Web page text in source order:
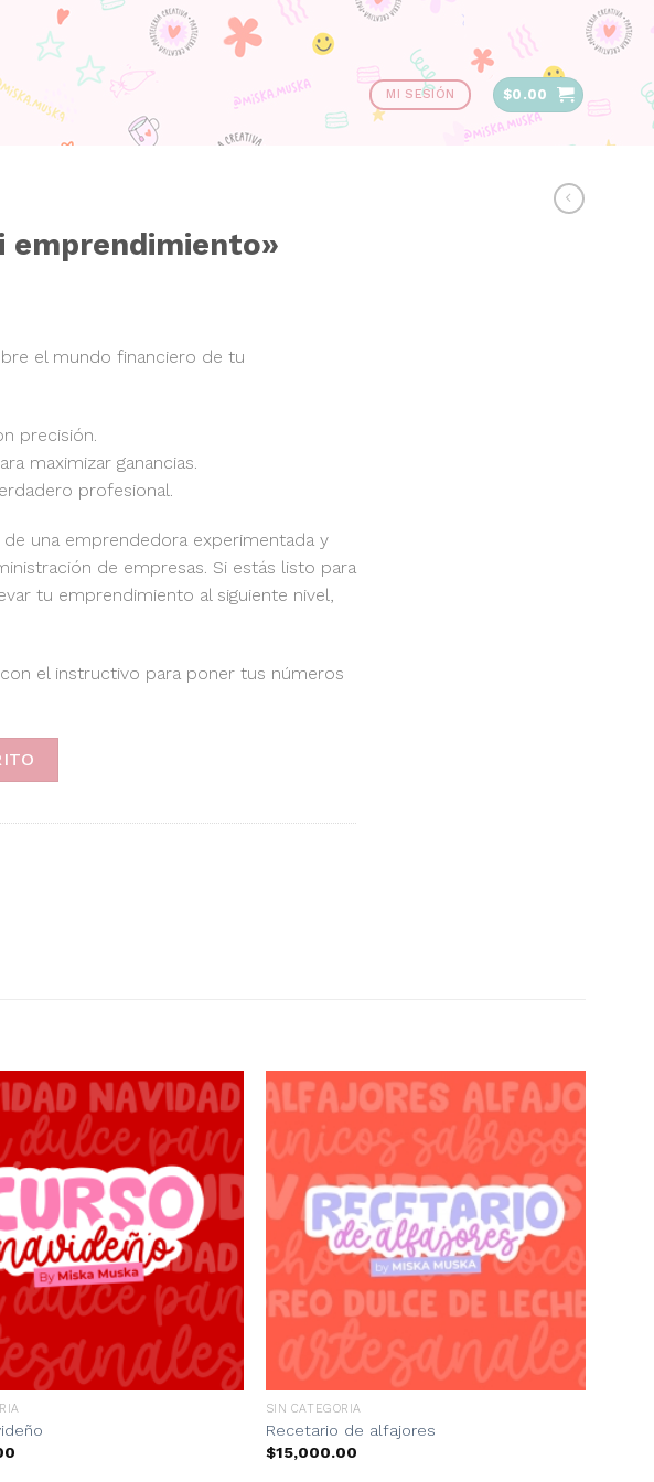
MI SESIÓN $0.00
emprendimiento»
el mundo financiero de tu
precisión.
maximizar ganancias.
profesional.
una emprendedora experimentada y
de empresas. Si estás listo para
tu emprendimiento al siguiente nivel,
el instructivo para poner tus números
cantidad
SIN CATEGORIA
Recetario de alfajores
$15,000.00